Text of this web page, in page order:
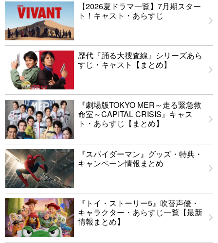
【2026夏ドラマ一覧】7月期スター
ト！キャスト・あらすじ
歴代『踊る大捜査線』シリーズあら
すじ・キャスト【まとめ】
『劇場版TOKYO MER～走る緊急救
命室～CAPITAL CRISIS』キャス
ト・あらすじ【まとめ】
『スパイダーマン』グッズ・特典・
キャンペーン情報まとめ
『トイ・ストーリー5』吹替声優・
キャラクター・あらすじ一覧【最新
情報まとめ】